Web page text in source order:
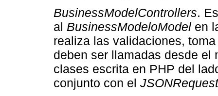
BusinessModelControllers.
al BusinessModeloModel en
realiza las validaciones,
deben ser llamadas desde el
clases escrita en PHP del
conjunto con el JSONRequest